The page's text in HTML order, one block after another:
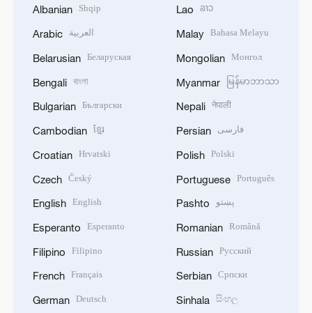
Albanian Shqip
Arabic العربية
Belarusian Беларуская
Bengali বাংলা
Bulgarian Български
Cambodian ខ្មែរ
Croatian Hrvatski
Czech Český
English English
Esperanto Esperanto
Filipino Filipino
French Français
German Deutsch
Lao ລາວ
Malay Bahasa Melayu
Mongolian Монгол
Myanmar မြန်မာဘာသာ
Nepali नेपाली
Persian فارسی
Polish Polski
Portuguese Português
Pashto پښتو
Romanian Română
Russian Русский
Serbian Српски
Sinhala සිංහල